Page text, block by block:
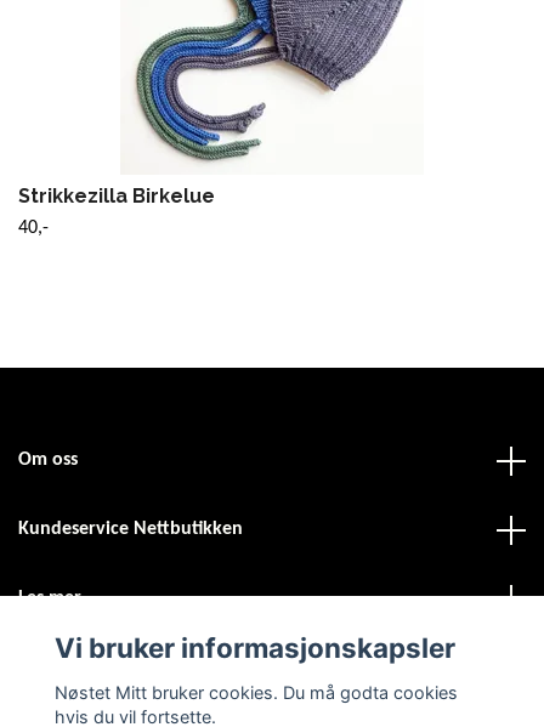
Strikkezilla Birkelue
40,-
Om oss
Kundeservice Nettbutikken
Les mer
Vi bruker informasjonskapsler
Nøstet Mitt bruker cookies. Du må godta cookies
hvis du vil fortsette.